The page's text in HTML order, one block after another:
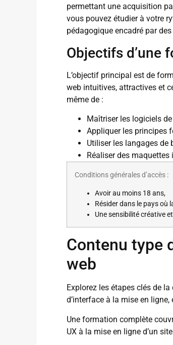
permettant une acquisition
vous pouvez étudier à votre
pédagogique encadré par
Objectifs d’une
L’objectif principal est de
web intuitives, attractives et
même de :
Maîtriser les logiciels
Appliquer les principes
Utiliser les langages de
Réaliser des
Conditions générales d’accès :
Avoir au moins 18 ans,
Résider dans le pays où
Une sensibilité créative
Contenu type
web
Explorez les étapes clés de
d’interface à la mise en
Une formation complète
UX à la mise en ligne d’un